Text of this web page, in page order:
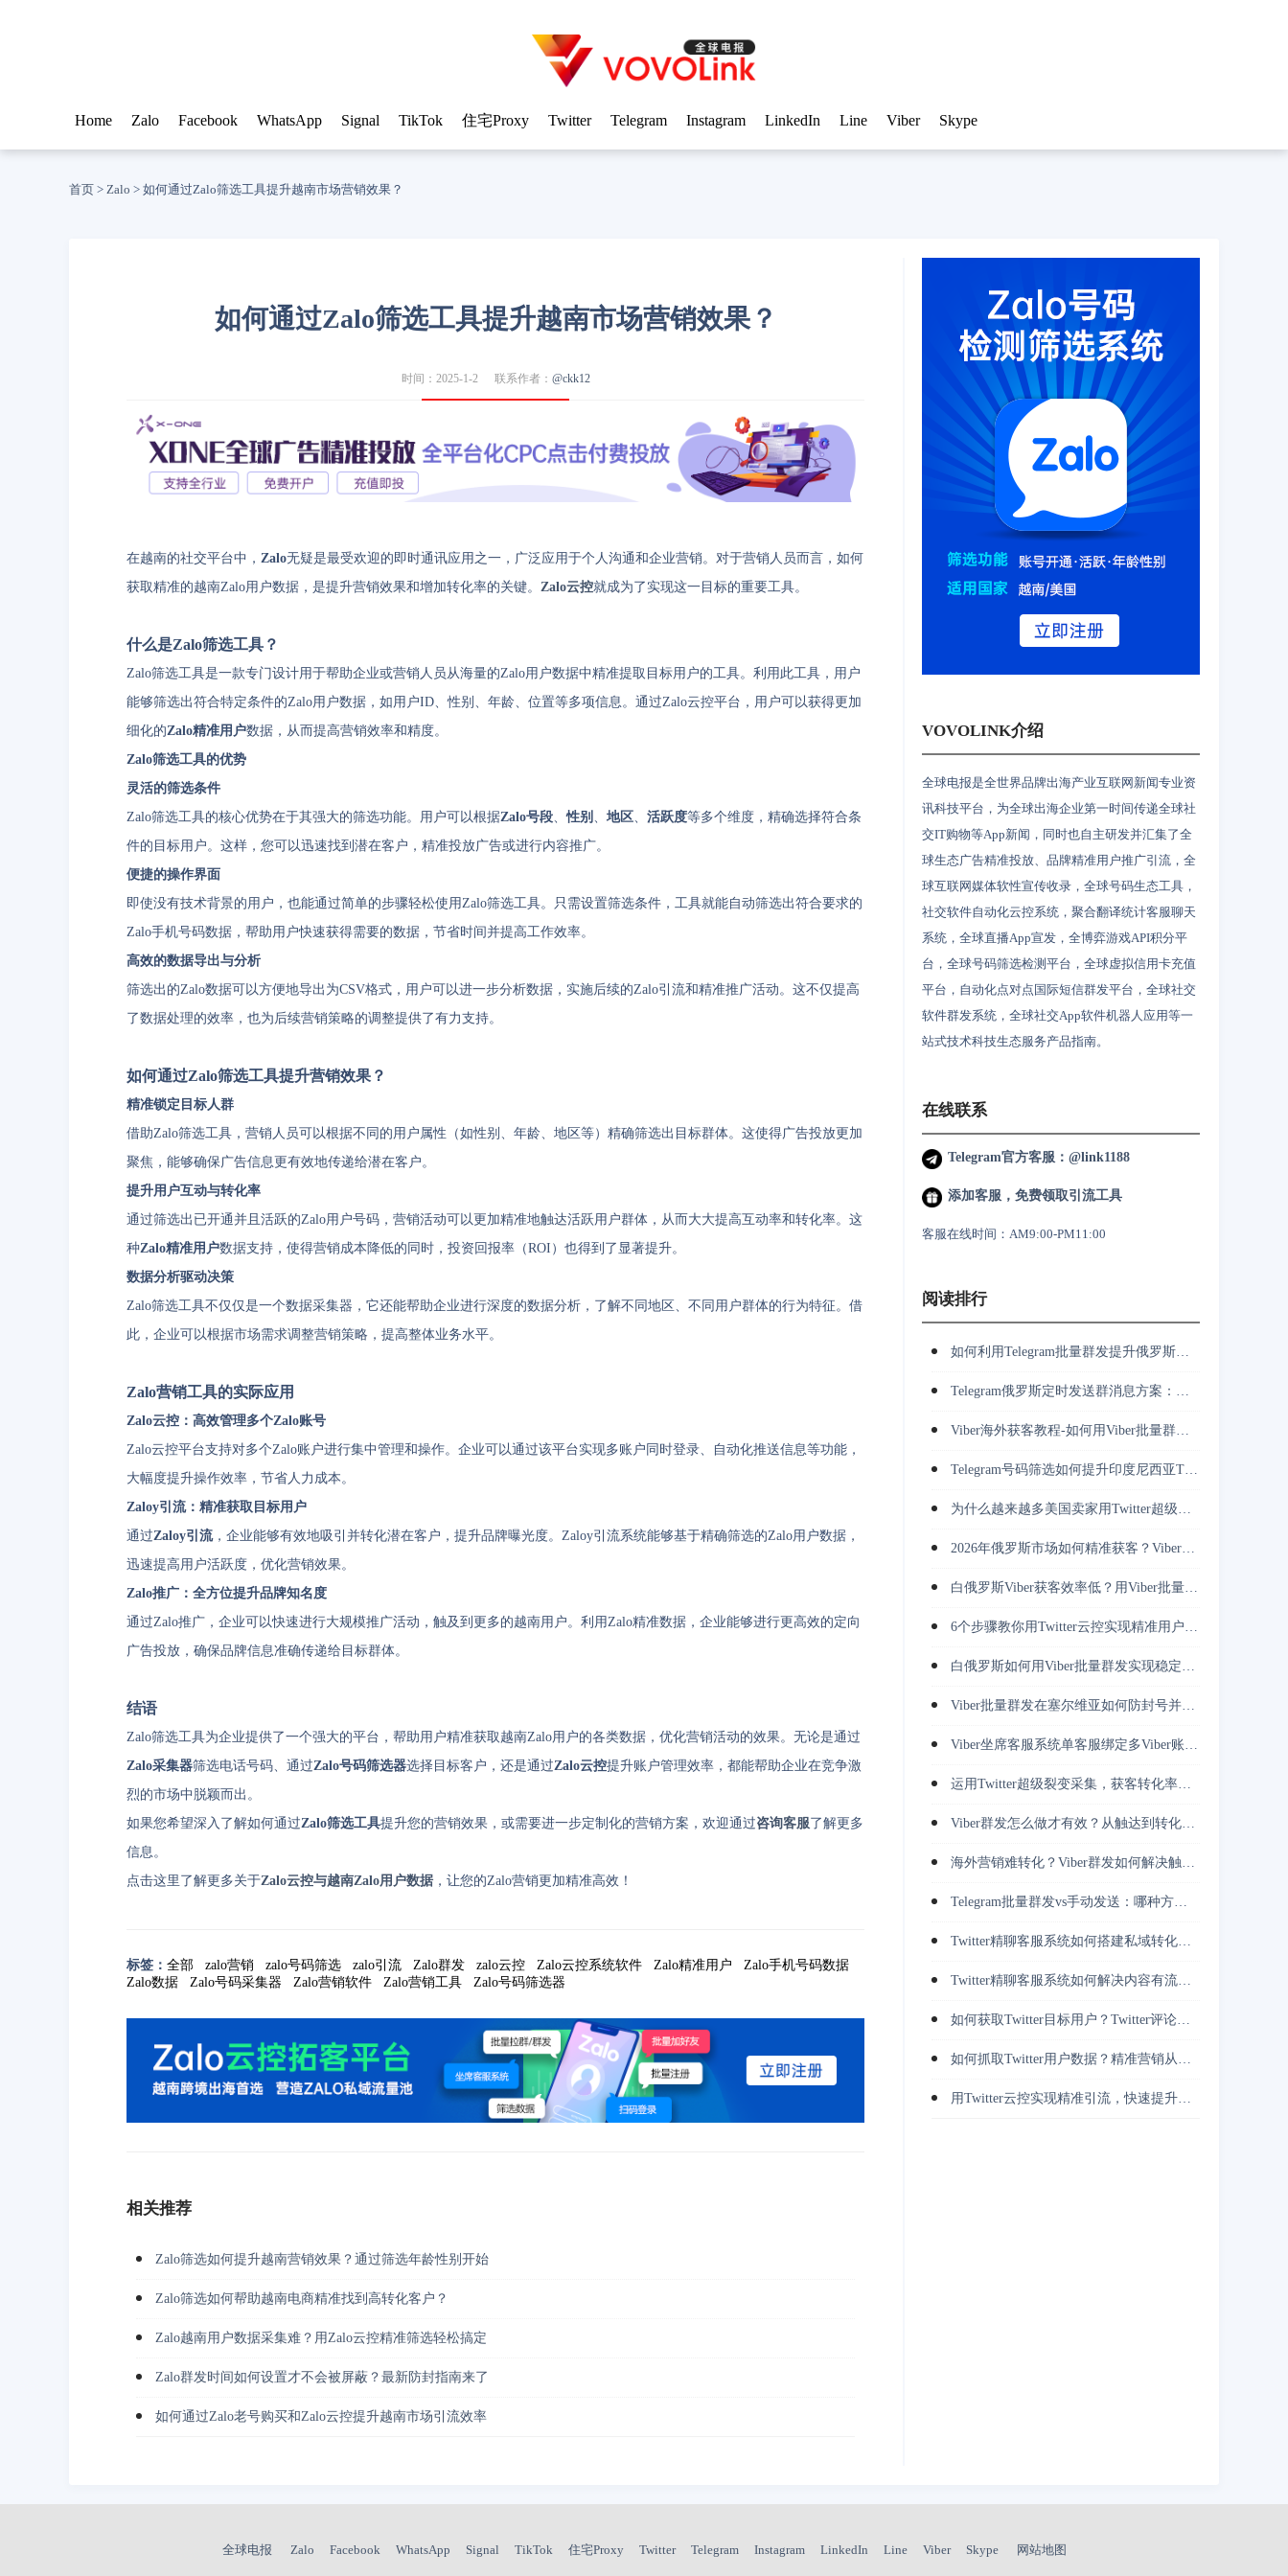
Home Zalo Facebook WhatsApp Signal TikTok 住宅Proxy Twitter Telegram Instagram LinkedIn Line Viber Skype
首页 > Zalo > 如何通过Zalo筛选工具提升越南市场营销效果？
如何通过Zalo筛选工具提升越南市场营销效果？
时间：2025-1-2 联系作者： @ckk12
在越南的社交平台中， Zalo无疑是最受欢迎的即时通讯应用之一，广泛应用于个人沟通和企业营销。对于营销人员而言，如何
获取精准的越南Zalo用户数据，是提升营销效果和增加转化率的关键。 Zalo云控就成为了实现这一目标的重要工具。
什么是Zalo筛选工具？
Zalo筛选工具是一款专门设计用于帮助企业或营销人员从海量的Zalo用户数据中精准提取目标用户的工具。利用此工具，用户
能够筛选出符合特定条件的Zalo用户数据，如用户ID、性别、年龄、位置等多项信息。通过Zalo云控平台，用户可以获得更加
细化的Zalo精准用户数据，从而提高营销效率和精度。
Zalo筛选工具的优势
灵活的筛选条件
Zalo筛选工具的核心优势在于其强大的筛选功能。用户可以根据Zalo号段、性别 、 地区、 活跃度等多个维度，精确选择符合条
件的目标用户。这样，您可以迅速找到潜在客户，精准投放广告或进行内容推广。
便捷的操作界面
即使没有技术背景的用户，也能通过简单的步骤轻松使用Zalo筛选工具。只需设置筛选条件，工具就能自动筛选出符合要求的
Zalo手机号码数据，帮助用户快速获得需要的数据，节省时间并提高工作效率。
高效的数据导出与分析
筛选出的Zalo数据可以方便地导出为CSV格式，用户可以进一步分析数据，实施后续的Zalo引流和精准推广活动。这不仅提高
了数据处理的效率，也为后续营销策略的调整提供了有力支持。
如何通过Zalo筛选工具提升营销效果？
精准锁定目标人群
借助Zalo筛选工具，营销人员可以根据不同的用户属性（如性别、年龄、地区等）精确筛选出目标群体。这使得广告投放更加
聚焦，能够确保广告信息更有效地传递给潜在客户。
提升用户互动与转化率
通过筛选出已开通并且活跃的Zalo用户号码，营销活动可以更加精准地触达活跃用户群体，从而大大提高互动率和转化率。这
种Zalo精准用户数据支持，使得营销成本降低的同时，投资回报率（ROI）也得到了显著提升。
数据分析驱动决策
Zalo筛选工具不仅仅是一个数据采集器，它还能帮助企业进行深度的数据分析，了解不同地区、不同用户群体的行为特征。借
此，企业可以根据市场需求调整营销策略，提高整体业务水平。
Zalo营销工具的实际应用
Zalo云控：高效管理多个Zalo账号
Zalo云控平台支持对多个Zalo账户进行集中管理和操作。企业可以通过该平台实现多账户同时登录、自动化推送信息等功能，
大幅度提升操作效率，节省人力成本。
Zaloy引流：精准获取目标用户
通过Zaloy引流，企业能够有效地吸引并转化潜在客户，提升品牌曝光度。Zaloy引流系统能够基于精确筛选的Zalo用户数据，
迅速提高用户活跃度，优化营销效果。
Zalo推广：全方位提升品牌知名度
通过Zalo推广，企业可以快速进行大规模推广活动，触及到更多的越南用户。利用Zalo精准数据，企业能够进行更高效的定向
广告投放，确保品牌信息准确传递给目标群体。
结语
Zalo筛选工具为企业提供了一个强大的平台，帮助用户精准获取越南Zalo用户的各类数据，优化营销活动的效果。无论是通过
Zalo采集器筛选电话号码、通过Zalo号码筛选器选择目标客户，还是通过Zalo云控提升账户管理效率，都能帮助企业在竞争激
烈的市场中脱颖而出。
如果您希望深入了解如何通过Zalo筛选工具提升您的营销效果，或需要进一步定制化的营销方案，欢迎通过咨询客服了解更多
信息。
点击这里了解更多关于Zalo云控与越南Zalo用户数据 ，让您的Zalo营销更加精准高效！
标签： 全部 zalo营销 zalo号码筛选 zalo引流 Zalo群发 zalo云控 Zalo云控系统软件 Zalo精准用户
Zalo手机号码数据
Zalo数据
Zalo号码采集器 Zalo营销软件 Zalo营销工具 Zalo号码筛选器
相关推荐
Zalo筛选如何提升越南营销效果？通过筛选年龄性别开始
Zalo筛选如何帮助越南电商精准找到高转化客户？
Zalo越南用户数据采集难？用Zalo云控精准筛选轻松搞定
Zalo群发时间如何设置才不会被屏蔽？最新防封指南来了
如何通过Zalo老号购买和Zalo云控提升越南市场引流效率
VOVOLINK介绍
全球电报是全世界品牌出海产业互联网新闻专业资
讯科技平台，为全球出海企业第一时间传递全球社
交IT购物等App新闻，同时也自主研发并汇集了全
球生态广告精准投放、品牌精准用户推广引流，全
球互联网媒体软性宣传收录，全球号码生态工具，
社交软件自动化云控系统，聚合翻译统计客服聊天
系统，全球直播App宣发，全博弈游戏API积分平
台，全球号码筛选检测平台，全球虚拟信用卡充值
平台，自动化点对点国际短信群发平台，全球社交
软件群发系统，全球社交App软件机器人应用等一
站式技术科技生态服务产品指南。
在线联系
Telegram官方客服：@link1188
添加客服，免费领取引流工具
客服在线时间：AM9:00-PM11:00
阅读排行
如何利用Telegram批量群发提升俄罗斯市场客户开发效率？
Telegram俄罗斯定时发送群消息方案：多账号群发、客服承接与长期运营
Viber海外获客教程-如何用Viber批量群发完成客户触达与跟进？
Telegram号码筛选如何提升印度尼西亚TG营销转化率与获客效率？
为什么越来越多美国卖家用Twitter超级裂变采集挖掘竞对用户并做私信转化？
2026年俄罗斯市场如何精准获客？Viber批量群发正在改变推广方式
白俄罗斯Viber获客效率低？用Viber批量群发解决触达难题
6个步骤教你用Twitter云控实现精准用户获取与高效转化
白俄罗斯如何用Viber批量群发实现稳定触达并持续获取精准用户？
Viber批量群发在塞尔维亚如何防封号并降低营销成本？
Viber坐席客服系统单客服绑定多Viber账号，越南客户承接效率倍增
运用Twitter超级裂变采集，获客转化率提升3倍的实战策略
Viber群发怎么做才有效？从触达到转化完整指南
海外营销难转化？Viber群发如何解决触达问题
Telegram批量群发vs手动发送：哪种方式更高效稳定？
Twitter精聊客服系统如何搭建私域转化体系（教程+技巧）
Twitter精聊客服系统如何解决内容有流量却无转化问题
如何获取Twitter目标用户？Twitter评论用户采集避免无效引流
如何抓取Twitter用户数据？精准营销从这里开始
用Twitter云控实现精准引流，快速提升用户转化率
全球电报 Zalo Facebook WhatsApp Signal TikTok 住宅Proxy Twitter Telegram Instagram LinkedIn Line Viber Skype 网站地图